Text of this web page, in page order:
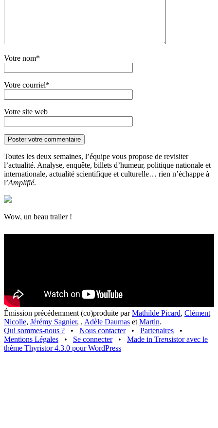
Votre nom*
Votre courriel*
Votre site web
Toutes les deux semaines, l’équipe vous propose de revisiter
l’actualité. Analyse, enquête, billets d’humeur, politique nationale et
internationale, actualité scientifique et culturelle… rien n’échappe à
l’Amplifié.
Wow, un beau trailer !
Émission précédemment (co)produite parMathilde Picard, Clément
Nicolle, Jérémy Sagnier, , Adèle Daumas et Martin.
Qui sommes-nous ?
• Nous contacter • Partenaires
•
Mentions Légales
• Se connecter • Made in Trensistor avec le
thème Thyristor 4.3.0 pour WordPress